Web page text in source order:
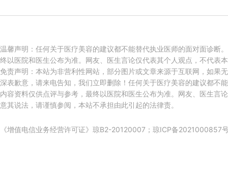
温馨声明：任何关于医疗美容的建议都不能替代执业医师的面对面诊断
终以医院和医生公布为准。网友、医生言论仅代表其个人观点，不代表
免责声明：本站为非营利性网站，部分图片或文章来源于互联网，如果
深表歉意，请来电告知，我们立即删除！任何关于医疗美容的建议都不
内容资料仅供点评与参考，最终以医院和医生公布为准。网友、医生言
意其说法，请谨慎参阅，本站不承担由此引起的法律责。
《增值电信业务经营许可证》琼B2-20120007； 琼ICP备2021000857